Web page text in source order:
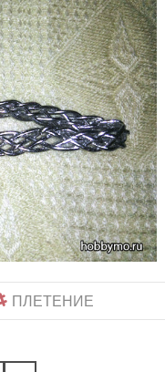
ПЛЕТЕНИЕ